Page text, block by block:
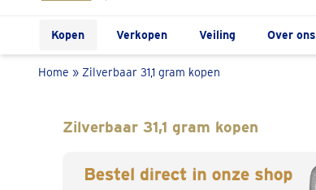
Kopen Verkopen Veiling Over ons
Home » Zilverbaar 31,1 gram kopen
Zilverbaar 31,1 gram kopen